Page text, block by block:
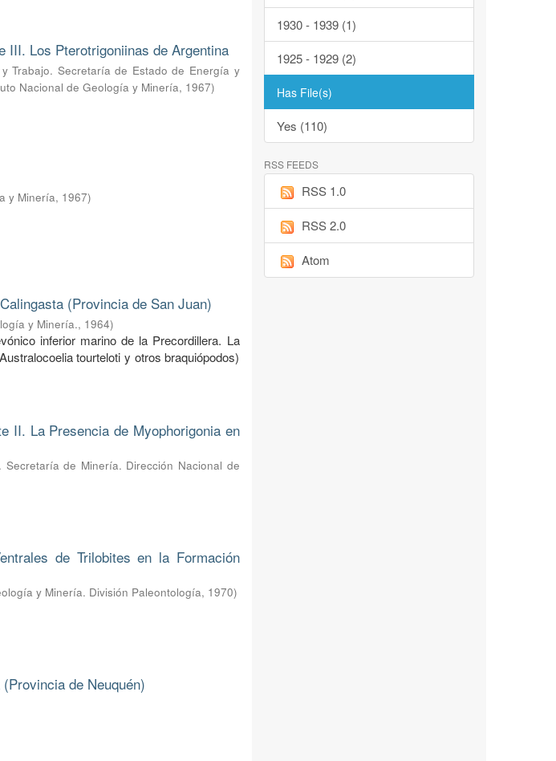
III. Los Pterotrigoniinas de Argentina
Trabajo. Secretaría de Estado de Energía y
Nacional de Geología y Minería, 1967)
y Minería, 1967)
(Provincia de San Juan)
y Minería., 1964)
inferior marino de la Precordillera. La
tourteloti y otros braquiópodos)
II. La Presencia de Myophorigonia en
Secretaría de Minería. Dirección Nacional de
de Trilobites en la Formación
y Minería. División Paleontología, 1970)
de Neuquén)
1930 - 1939 (1)
1925 - 1929 (2)
Has File(s)
Yes (110)
RSS FEEDS
RSS 1.0
RSS 2.0
Atom